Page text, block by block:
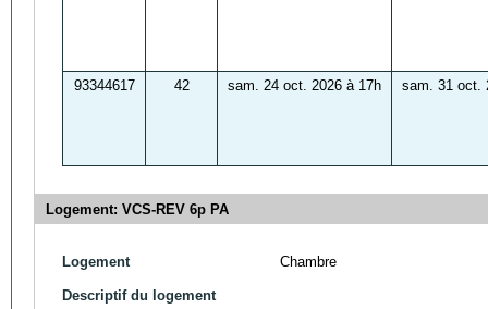
93344617 42 sam. 24 oct. 2026 à 17h sam. 31 oct.
Logement: VCS-REV 6p PA
Logement Chambre
Descriptif du logement